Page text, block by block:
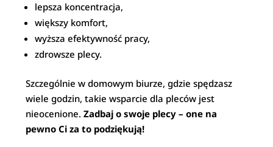
lepsza koncentracja,
większy komfort,
wyższa efektywność pracy,
zdrowsze plecy.
Szczególnie w domowym biurze, gdzie spędzasz
wiele godzin, takie wsparcie dla pleców jest
nieocenione.Zadbaj o swoje plecy – one na
pewno Ci za to podziękują!